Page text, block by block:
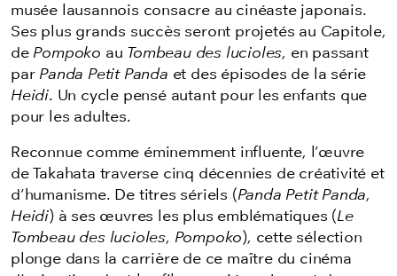
musée lausannois consacre au cinéaste japonais.
Ses plus grands succès seront projetés au Capitole,
de Pompoko au Tombeau des lucioles, en passant
par Panda Petit Panda et des épisodes de la série
Heidi. Un cycle pensé autant pour les enfants que
pour les adultes.
Reconnue comme éminemment influente, l’œuvre
de Takahata traverse cinq décennies de créativité et
d’humanisme. De titres sériels (Panda Petit Panda,
Heidi) à ses œuvres les plus emblématiques (Le
Tombeau des lucioles, Pompoko), cette sélection
plonge dans la carrière de ce maître du cinéma